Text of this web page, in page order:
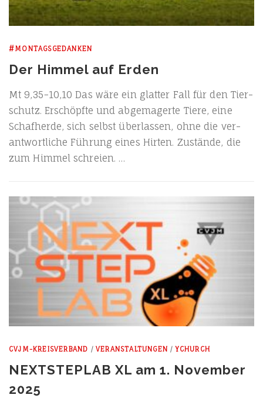
#MONTAGSGEDANKEN
Der Himmel auf Erden
Mt 9,35−10,10 Das wäre ein glat­ter Fall für den Tier­
schutz. Erschöpf­te und abge­ma­ger­te Tie­re, eine
Schaf­her­de, sich selbst über­las­sen, ohne die ver­
ant­wort­li­che Füh­rung eines Hir­ten. Zustän­de, die
zum Him­mel schreien. …
CVJM-KREISVERBAND /VERANSTALTUNGEN /YCHURCH
NEXTSTEPLAB XL am 1. November
2025